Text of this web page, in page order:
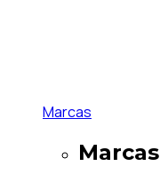
Marcas
Marcas